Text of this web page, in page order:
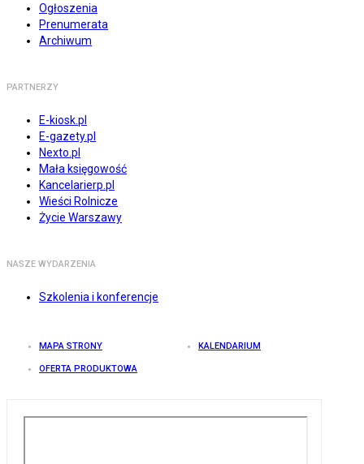
Ogłoszenia
Prenumerata
Archiwum
PARTNERZY
E-kiosk.pl
E-gazety.pl
Nexto.pl
Mała księgowość
Kancelarierp.pl
Wieści Rolnicze
Życie Warszawy
NASZE WYDARZENIA
Szkolenia i konferencje
MAPA STRONY KALENDARIUM
OFERTA PRODUKTOWA